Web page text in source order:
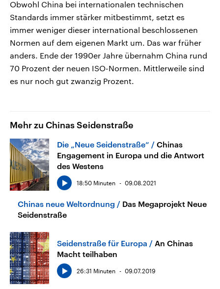
Obwohl China bei internationalen technischen
Standards immer stärker mitbestimmt, setzt es
immer weniger dieser international beschlossenen
Normen auf dem eigenen Markt um. Das war früher
anders. Ende der 1990er Jahre übernahm China rund
70 Prozent der neuen ISO-Normen. Mittlerweile sind
es nur noch gut zwanzig Prozent.
Mehr zu Chinas Seidenstraße
Die „Neue Seidenstraße“
Chinas
Engagement in Europa und die Antwort
des Westens
18:50 Minuten 09.08.2021
Chinas neue Weltordnung
Das Megaprojekt Neue
Seidenstraße
Seidenstraße für Europa
An Chinas
Macht teilhaben
26:31 Minuten 09.07.2019